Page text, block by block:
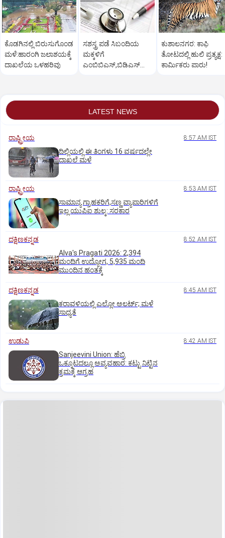
ಕೊಡಗಿನಲ್ಲಿ ಬಿರುಸುಗೊಂಡ
ಮಳೆ:ಹಾರಂಗಿ ಜಲಾಶಯಕ್ಕೆ
ದಾಖಲೆಯ ಒಳಹರಿವು
ಸಶಸ್ತ್ರ ಪಡೆ ಸಿಬಂದಿಯ
ಮಕ್ಕಳಿಗೆ
ಎಂಬಿಬಿಎಸ್‌,ಬಿಡಿಎಸ್‌
ಕುಶಾಲನಗರ: ಕಾಫಿ
ತೋಟದಲ್ಲಿ ಹುಲಿ ಪ್ರತ್ಯಕ್ಷ:
ಕಾರ್ಮಿಕರು ಪಾರು!
LATEST NEWS
ರಾಷ್ಟ್ರೀಯ 8:57 AM IST
ದಿಲ್ಲಿಯಲ್ಲಿ ಈ ತಿಂಗಳು 16 ವರ್ಷದಲ್ಲೇ
ದಾಖಲೆ ಮಳೆ
ರಾಷ್ಟ್ರೀಯ 8:53 AM IST
ಸಾಮಾನ್ಯ ಗ್ರಾಹಕರಿಗೆ,ಸಣ್ಣ ವ್ಯಾಪಾರಿಗಳಿಗೆ
ಇಲ್ಲ ಯುಪಿಐ ಶುಲ್ಕ: ಸರಕಾರ
ದಕ್ಷಿಣಕನ್ನಡ 8:52 AM IST
Alva's Pragati 2026: 2,394
ಮಂದಿಗೆ ಉದ್ಯೋಗ, 5,935 ಮಂದಿ
ಮುಂದಿನ ಹಂತಕ್ಕೆ
ದಕ್ಷಿಣಕನ್ನಡ 8:45 AM IST
ಕರಾವಳಿಯಲ್ಲಿ ಎಲ್ಲೋ ಅಲರ್ಟ್‌; ಮಳೆ
ಸಾಧ್ಯತೆ
ಉಡುಪಿ 8:42 AM IST
Sanjeevini Union: ಹೆಬ್ರಿ
ಒಕ್ಕೂಟದಲ್ಲೂ ಅವ್ಯವಹಾರ: ಕಟ್ಟು ನಿಟ್ಟಿನ
ಕ್ರಮಕ್ಕೆ ಆಗ್ರಹ